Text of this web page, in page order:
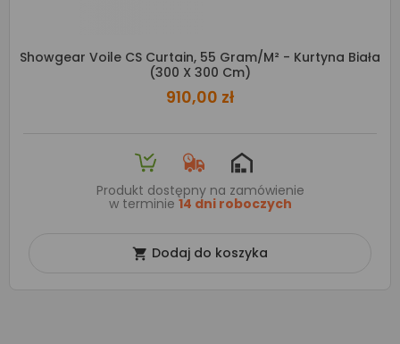
Showgear Voile CS Curtain, 55 Gram/m² - Kurtyna Biała
(300 X 300 Cm)
910,00 zł
Produkt dostępny na zamówienie
w terminie 14 dni roboczych
 Dodaj do koszyka